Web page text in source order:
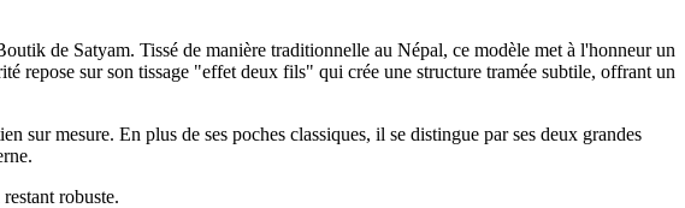
de Satyam. Tissé de manière traditionnelle au Népal, ce modèle met à l'honneur un
repose sur son tissage "effet deux fils" qui crée une structure tramée subtile, offrant un
sur mesure. En plus de ses poches classiques, il se distingue par ses deux grandes
robuste.